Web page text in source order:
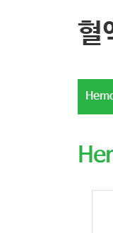
혈